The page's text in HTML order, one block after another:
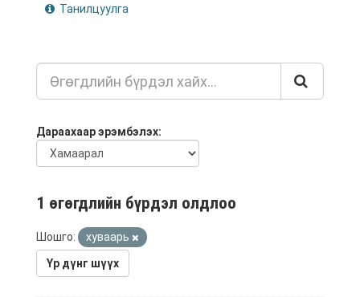
Танилцуулга
Дараахаар эрэмбэлэх
1 өгөгдлийн бүрдэл олдлоо
Шошго: хуваарь
Үр дүнг шүүх